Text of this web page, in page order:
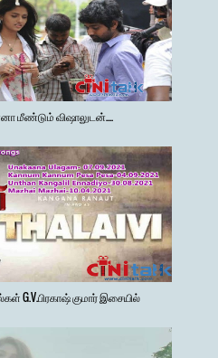
மீண்டும் விஷாலுடன்....
G.V.பிரகாஷ் குமார் இசையில்